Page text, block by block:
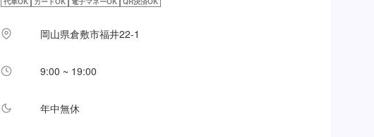
岡山県倉敷市福井22-1
9:00 ~ 19:00
年中無休